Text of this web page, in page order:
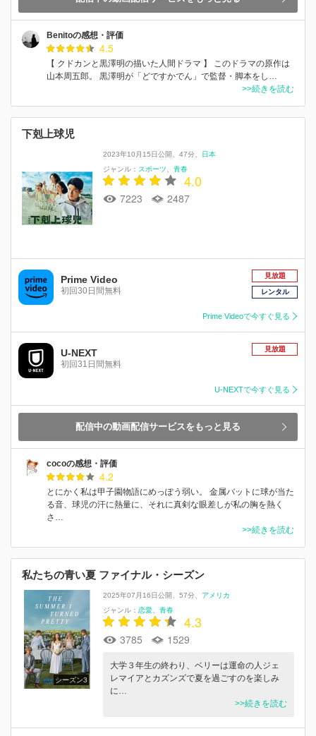
Benitoの感想・評価
4.5
【 クドカンと黒澤明の描いた人間ドラマ 】 このドラマの原作は
山本周五郎。 黒澤明が「どですかでん」で監督・脚本をし…
>>続きを読む
下剋上球児
2023年10月15日公開 47分
日本
ジャンル： スポーツ 青春
4.0
7223 2487
Prime Video
初回30日間無料
見放題
レンタル
Prime Videoで今すぐ見る
U-NEXT
初回31日間無料
見放題
U-NEXTで今すぐ見る
配信中の動画配信サービスをもっと見る
cocoの感想・評価
4.2
とにかく私は甲子園物語にめっぽう弱い。 金属バットに球が当た
る音、球児の汗に熱量に、それに真剣な眼差しが私の胸を熱く
さ…
>>続きを読む
私たちの青い夏 ファイナル・シーズン
シーズン3
2025年07月16日公開 57分
アメリカ
ジャンル： 恋愛 青春
4.3
3785 1529
大学３年生の終わり、ベリーは運命の人ジェ
レマイアとカズンズで夏を過ごすのを楽しみ
に…
>>続きを読む